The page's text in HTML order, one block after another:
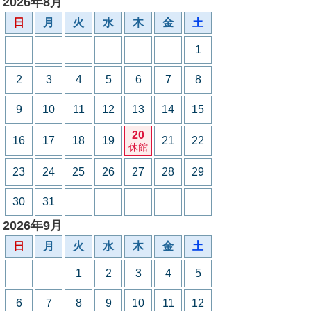
日 月 火 水 木 金 土
1
2 3 4 5 6 7 8
9 10 11 12 13 14 15
16 17 18 19 20
休館
21 22
23 24 25 26 27 28 29
30 31
2026年9月
日 月 火 水 木 金 土
1 2 3 4 5
6 7 8 9 10 11 12